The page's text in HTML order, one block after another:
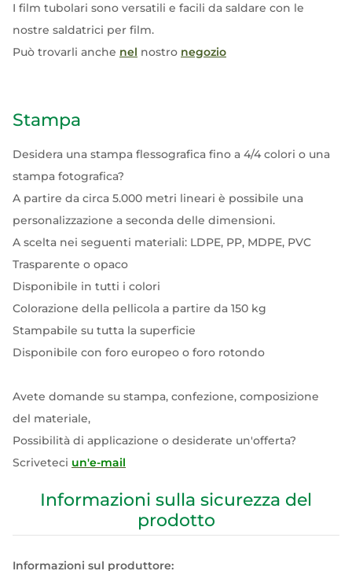
I film tubolari sono versatili e facili da saldare con le
nostre saldatrici per film.
Può trovarli anche nel nostro negozio
Stampa
Desidera una stampa flessografica fino a 4/4 colori o una
stampa fotografica?
A partire da circa 5.000 metri lineari è possibile una
personalizzazione a seconda delle dimensioni.
A scelta nei seguenti materiali: LDPE, PP, MDPE, PVC
Trasparente o opaco
Disponibile in tutti i colori
Colorazione della pellicola a partire da 150 kg
Stampabile su tutta la superficie
Disponibile con foro europeo o foro rotondo
Avete domande su stampa, confezione, composizione
del materiale,
Possibilità di applicazione o desiderate un'offerta?
Scriveteci un'e-mail
Informazioni sulla sicurezza del
prodotto
Informazioni sul produttore: